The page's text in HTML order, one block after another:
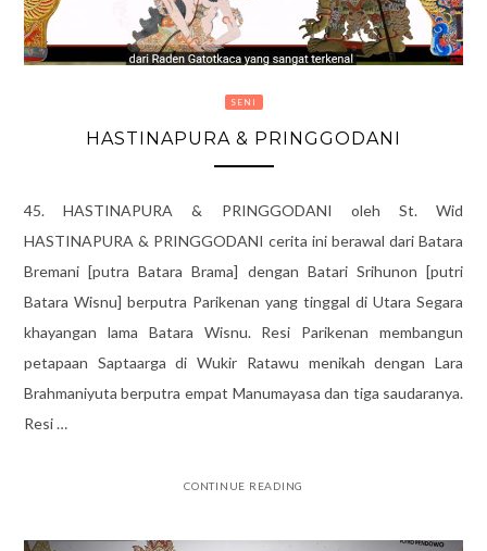
SENI
HASTINAPURA & PRINGGODANI
45. HASTINAPURA & PRINGGODANI oleh St. Wid
HASTINAPURA & PRINGGODANI cerita ini berawal dari Batara
Bremani [putra Batara Brama] dengan Batari Srihunon [putri
Batara Wisnu] berputra Parikenan yang tinggal di Utara Segara
khayangan lama Batara Wisnu. Resi Parikenan membangun
petapaan Saptaarga di Wukir Ratawu menikah dengan Lara
Brahmaniyuta berputra empat Manumayasa dan tiga saudaranya.
Resi …
CONTINUE READING